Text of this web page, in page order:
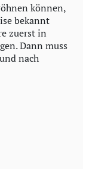
können,
bekannt
zuerst in
Dann muss
nach